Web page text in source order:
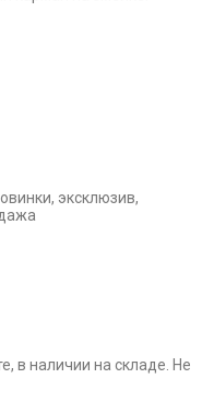
эксклюзив,
в наличии на складе. Не